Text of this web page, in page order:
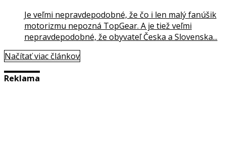
Je veľmi nepravdepodobné, že čo i len malý fanúšik
motorizmu nepozná TopGear. A je tiež veľmi
nepravdepodobné, že obyvateľ Česka a Slovenska...
Načítať viac článkov
Reklama